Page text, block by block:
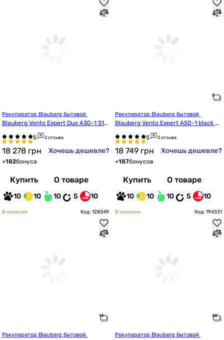
Blauberg Vento Expert Duo A30-1 S10
2 отзыва
18 278 грн Хочешь дешевле?
+182бонуса
Купить О товаре
10 10 10 5 10
Blauberg Vento Expert A50-1 black W
2 отзыва
18 749 грн Хочешь дешевле?
+187бонусов
Купить О товаре
10 10 10 5 10
В наличии Код: 128349 В наличии Код: 194331